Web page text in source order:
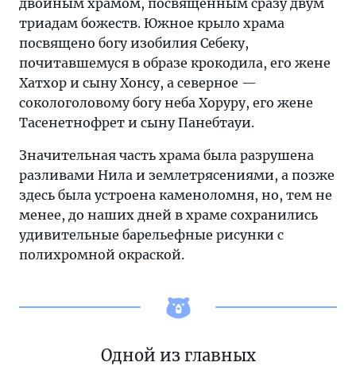
двойным храмом, посвященным сразу двум
триадам божеств. Южное крыло храма
посвящено богу изобилия Себеку,
почитавшемуся в образе крокодила, его жене
Хатхор и сыну Хонсу, а северное —
сокологоловому богу неба Хоруру, его жене
Тасенетнофрет и сыну Панебтауи.
Значительная часть храма была разрушена
разливами Нила и землетрясениями, а позже
здесь была устроена каменоломня, но, тем не
менее, до наших дней в храме сохранились
удивительные барельефные рисунки с
полихромной окраской.
Одной из главных